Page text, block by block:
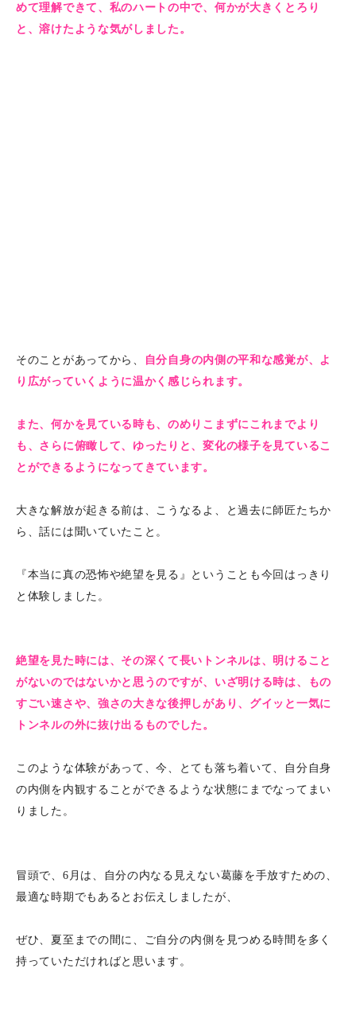
めて理解できて、私のハートの中で、何かが大きくとろり
と、溶けたような気がしました。
そのことがあってから、
自分自身の内側の平和な感覚が、よ
り広がっていくように温かく感じられます。
また、何かを見ている時も、のめりこまずにこれまでより
も、さらに俯瞰して、ゆったりと、変化の様子を見ているこ
とができるようになってきています。
大きな解放が起きる前は、こうなるよ、と過去に師匠たちか
ら、話には聞いていたこと。
『本当に真の恐怖や絶望を見る』ということも今回はっきり
と体験しました。
絶望を見た時には、その深くて長いトンネルは、明けること
がないのではないかと思うのですが、いざ明ける時は、もの
すごい速さや、強さの大きな後押しがあり、グイッと一気に
トンネルの外に抜け出るものでした。
このような体験があって、今、とても落ち着いて、自分自身
の内側を内観することができるような状態にまでなってまい
りました。
冒頭で、6月は、自分の内なる見えない葛藤を手放すための、
最適な時期でもあるとお伝えしましたが、
ぜひ、夏至までの間に、ご自分の内側を見つめる時間を多く
持っていただければと思います。